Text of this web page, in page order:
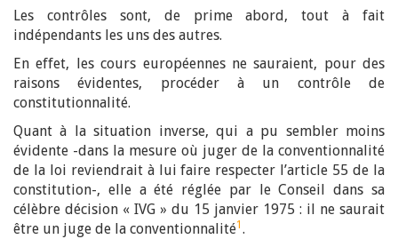
Les contrôles sont, de prime abord, tout à fait
indépendants les uns des autres.
En effet, les cours européennes ne sauraient, pour des
raisons évidentes, procéder à un contrôle de
constitutionnalité.
Quant à la situation inverse, qui a pu sembler moins
évidente -dans la mesure où juger de la conventionnalité
de la loi reviendrait à lui faire respecter l’article 55 de la
constitution-, elle a été réglée par le Conseil dans sa
célèbre décision « IVG » du 15 janvier 1975 : il ne saurait
être un juge de la conventionnalité1 .